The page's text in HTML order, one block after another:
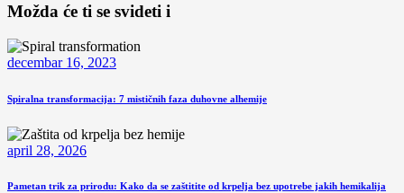
Možda će ti se svideti i
decembar 16, 2023
Spiralna transformacija: 7 mističnih faza duhovne alhemije
april 28, 2026
Pametan trik za prirodu: Kako da se zaštitite od krpelja bez upotrebe jakih hemikalija